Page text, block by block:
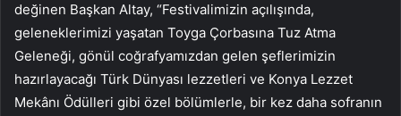
değinen Başkan Altay, “Festivalimizin açılışında,
geleneklerimizi yaşatan Toyga Çorbasına Tuz Atma
Geleneği, gönül coğrafyamızdan gelen şeflerimizin
hazırlayacağı Türk Dünyası lezzetleri ve Konya Lezzet
Mekânı Ödülleri gibi özel bölümlerle, bir kez daha sofranın